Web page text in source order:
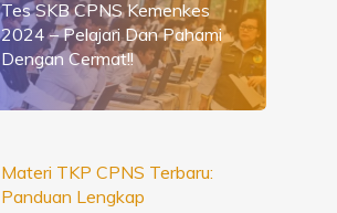
Tes SKB CPNS Kemenkes
2024 – Pelajari Dan Pahami
Dengan Cermat!!
Materi TKP CPNS Terbaru:
Panduan Lengkap